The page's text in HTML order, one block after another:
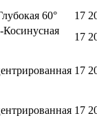
60°
17
Косинусная
17
17
17